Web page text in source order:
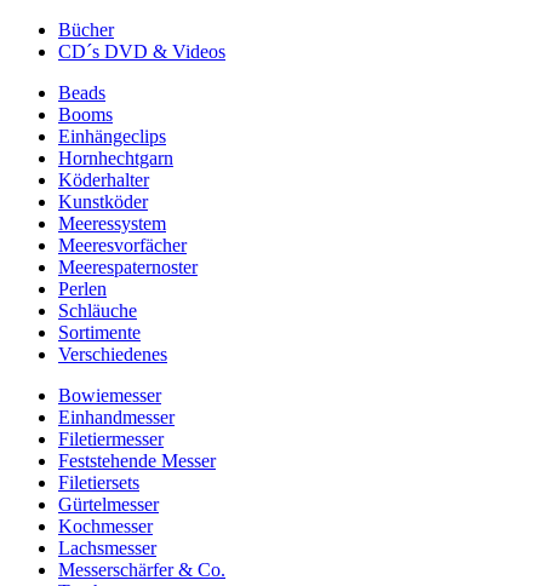
Bücher
CD´s DVD & Videos
Beads
Booms
Einhängeclips
Hornhechtgarn
Köderhalter
Kunstköder
Meeressystem
Meeresvorfächer
Meerespaternoster
Perlen
Schläuche
Sortimente
Verschiedenes
Bowiemesser
Einhandmesser
Filetiermesser
Feststehende Messer
Filetiersets
Gürtelmesser
Kochmesser
Lachsmesser
Messerschärfer & Co.